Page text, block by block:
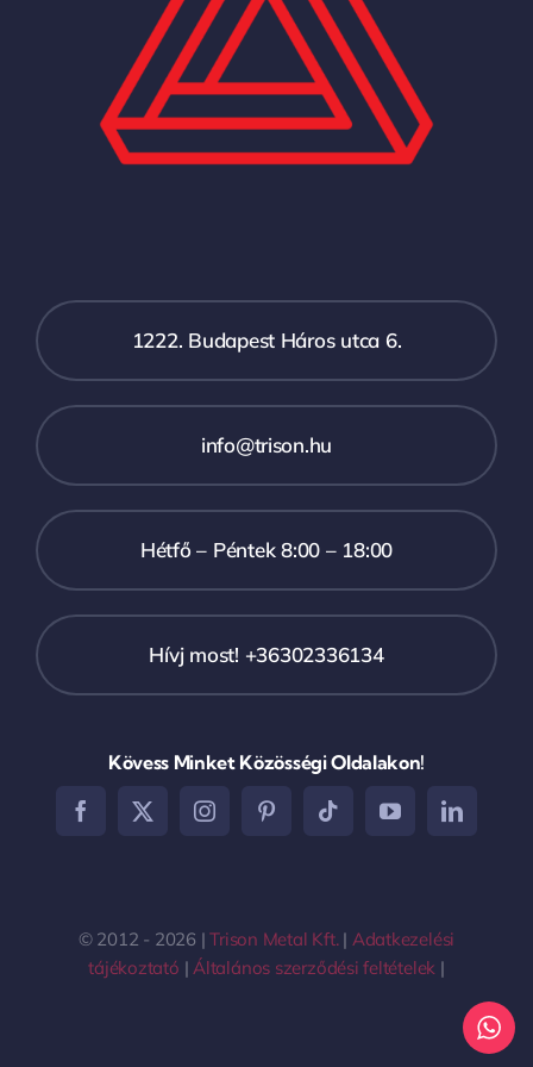
1222. Budapest Háros utca 6.
info@trison.hu
Hétfő – Péntek 8:00 – 18:00
Hívj most! +36302336134
Kövess Minket Közösségi Oldalakon!
© 2012 - 2026 |Trison Metal Kft.| Adatkezelési
tájékoztató |Általános szerződési feltételek |